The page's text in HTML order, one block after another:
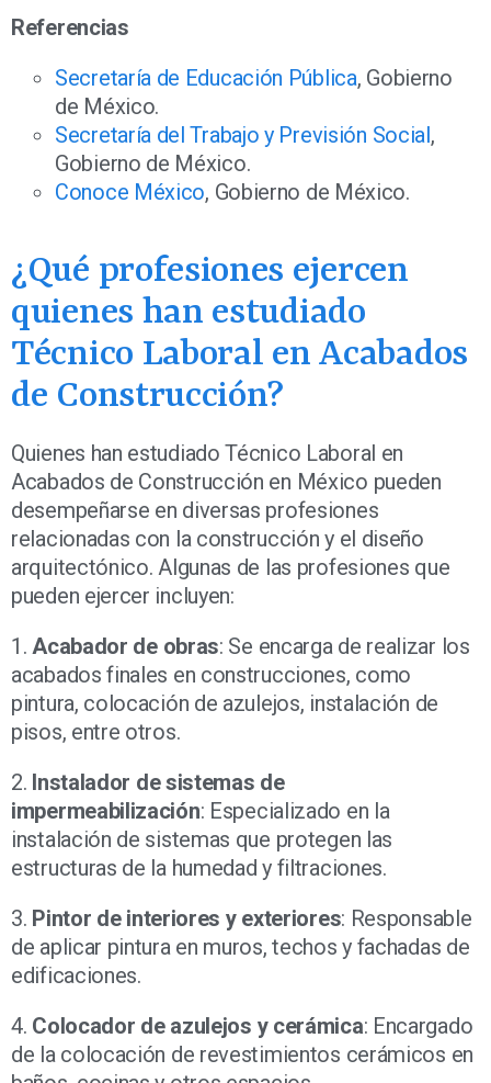
Referencias
Secretaría de Educación Pública, Gobierno
de México.
Secretaría del Trabajo y Previsión Social,
Gobierno de México.
Conoce México, Gobierno de México.
¿Qué profesiones ejercen
quienes han estudiado
Técnico Laboral en Acabados
de Construcción?
Quienes han estudiado Técnico Laboral en
Acabados de Construcción en México pueden
desempeñarse en diversas profesiones
relacionadas con la construcción y el diseño
arquitectónico. Algunas de las profesiones que
pueden ejercer incluyen:
1. Acabador de obras: Se encarga de realizar los
acabados finales en construcciones, como
pintura, colocación de azulejos, instalación de
pisos, entre otros.
2. Instalador de sistemas de
impermeabilización: Especializado en la
instalación de sistemas que protegen las
estructuras de la humedad y filtraciones.
3. Pintor de interiores y exteriores: Responsable
de aplicar pintura en muros, techos y fachadas de
edificaciones.
4. Colocador de azulejos y cerámica: Encargado
de la colocación de revestimientos cerámicos en